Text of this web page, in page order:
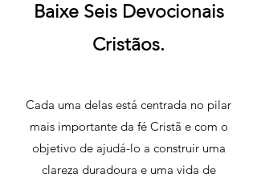
Baixe Seis Devocionais
Cristãos.
Cada uma delas está centrada no pilar
mais importante da fé Cristã e com o
objetivo de ajudá-lo a construir uma
clareza duradoura e uma vida de